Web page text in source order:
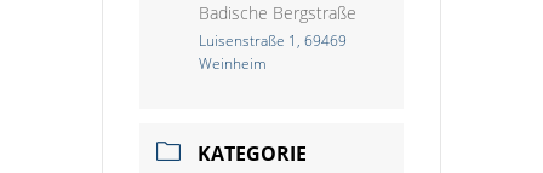
Badische Bergstraße
Luisenstraße 1, 69469
Weinheim
KATEGORIE